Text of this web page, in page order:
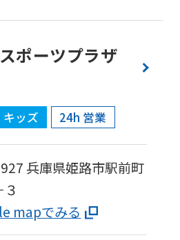
ポーツプラザ
キッズ 24h 営業
兵庫県姫路市駅前町
３
mapでみる